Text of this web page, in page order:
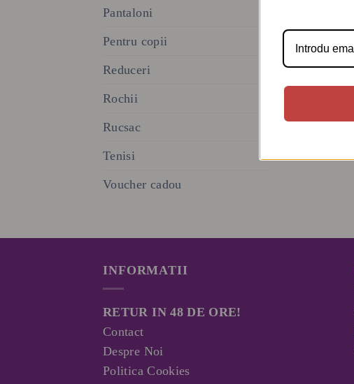
Pantaloni
Pentru copii
Reduceri
Rochii
Rucsac
Tenisi
Voucher cadou
INFORMATII
RETUR IN 48 DE ORE!
Contact
Despre Noi
Politica Cookies